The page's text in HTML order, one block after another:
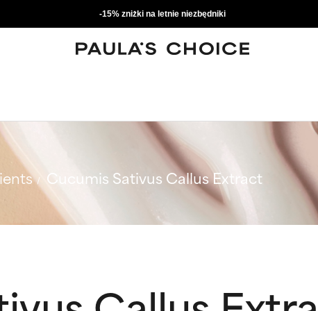
-15% zniżki na letnie niezbędniki
Cucumis Sativus Callus Extract